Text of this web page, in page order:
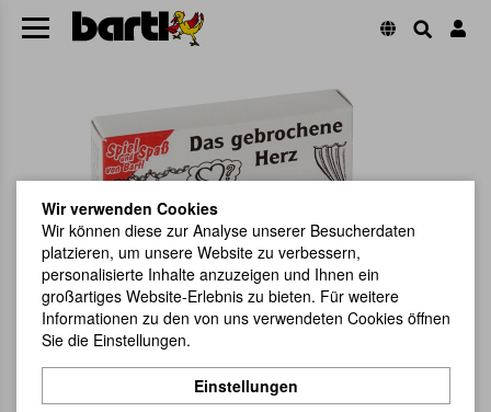
Wir verwenden Cookies
Wir können diese zur Analyse unserer Besucherdaten
platzieren, um unsere Website zu verbessern,
personalisierte Inhalte anzuzeigen und Ihnen ein
großartiges Website-Erlebnis zu bieten. Für weitere
Informationen zu den von uns verwendeten Cookies öffnen
Sie die Einstellungen.
Einstellungen